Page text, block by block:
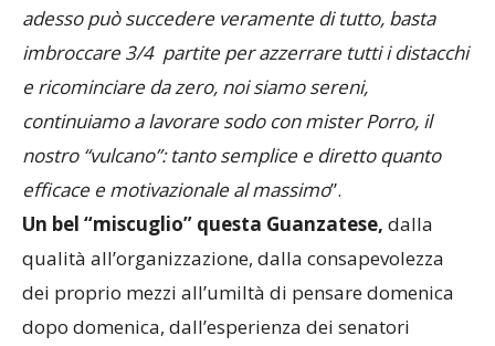
adesso può succedere veramente di tutto, basta
imbroccare 3/4 partite per azzerrare tutti i distacchi
e ricominciare da zero, noi siamo sereni,
continuiamo a lavorare sodo con mister Porro, il
nostro “vulcano”: tanto semplice e diretto quanto
efficace e motivazionale al massimo”.
Un bel “miscuglio” questa Guanzatese, dalla
qualità all’organizzazione, dalla consapevolezza
dei proprio mezzi all’umiltà di pensare domenica
dopo domenica, dall’esperienza dei senatori